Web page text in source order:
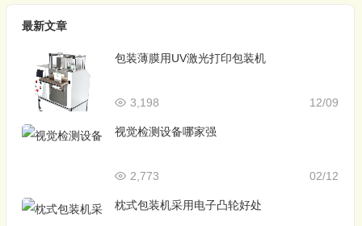
最新文章
包装薄膜用UV激光打印包装机
12/09
3,198
视觉检测设备哪家强
02/12
2,773
枕式包装机采用电子凸轮好处